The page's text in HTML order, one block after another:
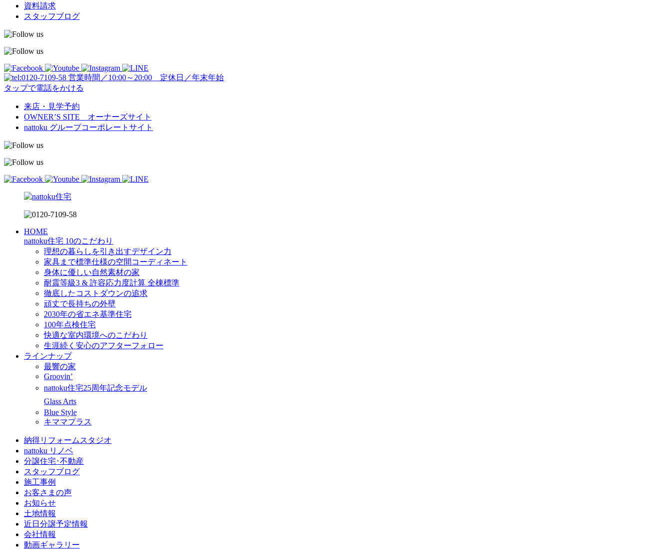
資料請求
スタッフブログ
営業時間／10:00～20:00 定休日／年末年始
タップで電話をかける
来店・見学予約
OWNER’S SITE オーナーズサイト
nattoku グループコーポレートサイト
HOME
nattoku住宅 10のこだわり
理想の暮らしを引き出すデザイン力
家具まで標準仕様の空間コーディネート
身体に優しい自然素材の家
耐震等級3 & 許容応力度計算 全棟標準
徹底したコストダウンの追求
頑丈で長持ちの外壁
2030年の省エネ基準住宅
100年点検住宅
快適な室内環境へのこだわり
生涯続く安心のアフターフォロー
ラインナップ
最響の家
Groovin’
nattoku住宅25周年記念モデル
Glass Arts
Blue Style
キママプラス
納得リフォームスタジオ
nattoku リノベ
分譲住宅･不動産
スタッフブログ
施工事例
お客さまの声
お知らせ
土地情報
近日分譲予定情報
会社情報
動画ギャラリー